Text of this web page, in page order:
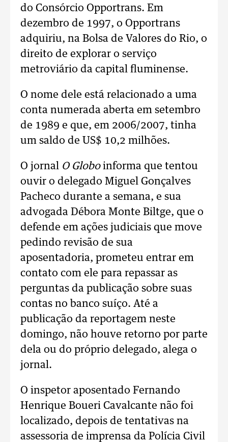
do Consórcio Opportrans. Em
dezembro de 1997, o Opportrans
adquiriu, na Bolsa de Valores do Rio, o
direito de explorar o serviço
metroviário da capital fluminense.
O nome dele está relacionado a uma
conta numerada aberta em setembro
de 1989 e que, em 2006/2007, tinha
um saldo de US$ 10,2 milhões.
O jornal O Globoinforma que tentou
ouvir o delegado Miguel Gonçalves
Pacheco durante a semana, e sua
advogada Débora Monte Biltge, que o
defende em ações judiciais que move
pedindo revisão de sua
aposentadoria, prometeu entrar em
contato com ele para repassar as
perguntas da publicação sobre suas
contas no banco suíço. Até a
publicação da reportagem neste
domingo, não houve retorno por parte
dela ou do próprio delegado, alega o
jornal.
O inspetor aposentado Fernando
Henrique Boueri Cavalcante não foi
localizado, depois de tentativas na
assessoria de imprensa da Polícia Civil